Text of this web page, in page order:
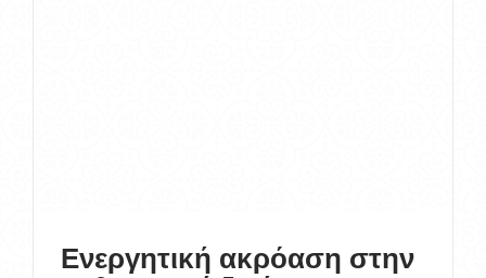
Ενεργητική ακρόαση στην